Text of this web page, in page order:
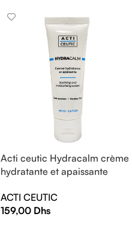
Acti ceutic Hydracalm crème
hydratante et apaissante
ACTI CEUTIC
159,00 Dhs